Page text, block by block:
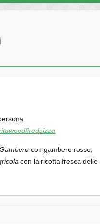
con gambero rosso,
con la ricotta fresca delle